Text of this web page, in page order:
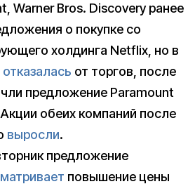
Warner Bros. Discovery ранее
о покупке со
холдинга Netflix, но в
отказалась от торгов, после
предложение Paramount
обеих компаний после
выросли.
предложение
повышение цены